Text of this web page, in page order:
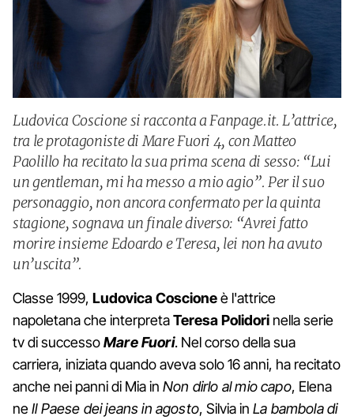
Ludovica Coscione si racconta a Fanpage.it. L’attrice,
tra le protagoniste di Mare Fuori 4, con Matteo
Paolillo ha recitato la sua prima scena di sesso: “Lui
un gentleman, mi ha messo a mio agio”. Per il suo
personaggio, non ancora confermato per la quinta
stagione, sognava un finale diverso: “Avrei fatto
morire insieme Edoardo e Teresa, lei non ha avuto
un’uscita”.
Classe 1999, Ludovica Coscioneè l'attrice
napoletana che interpretaTeresa Polidori nella serie
tv di successoMare Fuori. Nel corso della sua
carriera, iniziata quando aveva solo 16 anni, ha recitato
anche nei panni di Mia in Non dirlo al mio capo, Elena
neIl Paese dei jeans in agosto, Silvia inLa bambola di